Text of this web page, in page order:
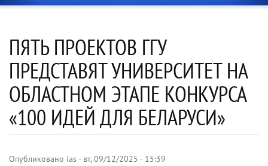
ПЯТЬ ПРОЕКТОВ ГГУ
ПРЕДСТАВЯТ УНИВЕРСИТЕТ НА
ОБЛАСТНОМ ЭТАПЕ КОНКУРСА
«100 ИДЕЙ ДЛЯ БЕЛАРУСИ»
Опубликовано ias - вт, 09/12/2025 - 15:39